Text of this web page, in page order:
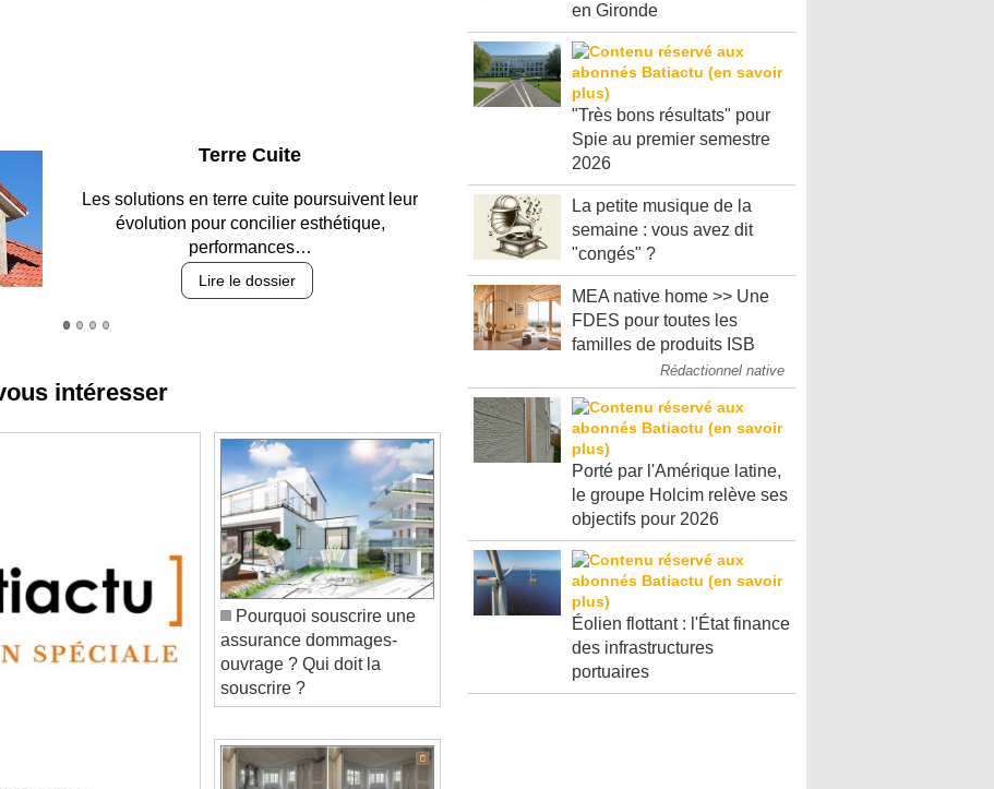
Parking et garages
Entre circulation, sécurisation des accès, durabilité
des revêtements et intégration…
Lire le dossier
Pourquoi souscrire une
assurance dommages-
ouvrage ? Qui doit la
souscrire ?
en Gironde
"Très bons résultats" pour
Spie au premier semestre
2026
La petite musique de la
semaine : vous avez dit
"congés" ?
MEA native home >> Une
FDES pour toutes les
familles de produits ISB
Rédactionnel native
Porté par l'Amérique latine,
le groupe Holcim relève ses
objectifs pour 2026
Éolien flottant : l'État finance
des infrastructures
portuaires